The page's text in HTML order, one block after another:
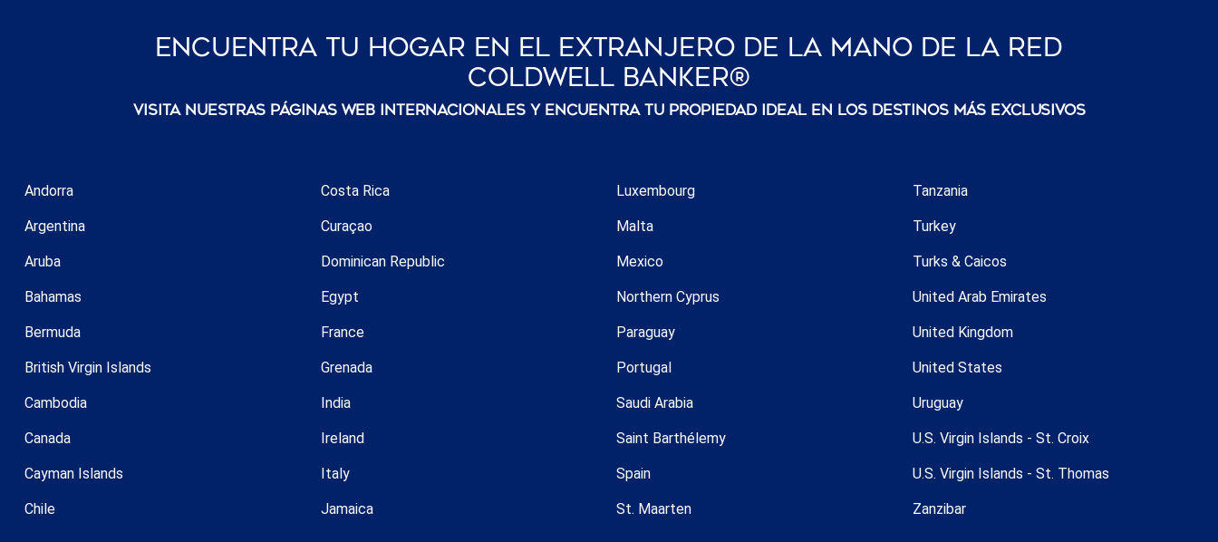
Encuentra Tu Hogar En El Extranjero De La Mano De La Red
Coldwell Banker®
Visita nuestras páginas web internacionales y encuentra tu propiedad ideal en los destinos más exclusivos
Andorra
Argentina
Aruba
Bahamas
Bermuda
British Virgin Islands
Cambodia
Canada
Cayman Islands
Chile
Costa Rica
Curaçao
Dominican Republic
Egypt
France
Grenada
India
Ireland
Italy
Jamaica
Luxembourg
Malta
Mexico
Northern Cyprus
Paraguay
Portugal
Saudi Arabia
Saint Barthélemy
Spain
St. Maarten
Tanzania
Turkey
Turks & Caicos
United Arab Emirates
United Kingdom
United States
Uruguay
U.S. Virgin Islands - St. Croix
U.S. Virgin Islands - St. Thomas
Zanzibar